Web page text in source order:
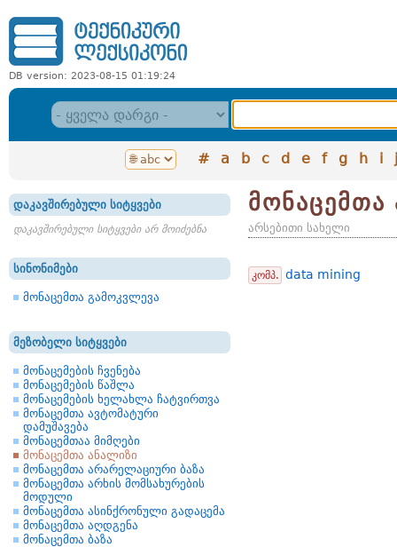
DB version: 2023-08-15 01:19:24
# a b c d e f g h i j
დაკავშირებული სიტყვები
დაკავშირებული სიტყვები არ მოიძებნა
სინონიმები
მონაცემთა გამოკვლევა
მეზობელი სიტყვები
მონაცემების ჩვენება
მონაცემების წაშლა
მონაცემების ხელახლა ჩატვირთვა
მონაცემთა ავტომატური
დამუშავება
მონაცემთაა მიმღები
მონაცემთა ანალიზი
მონაცემთა არარელაციური ბაზა
მონაცემთა არხის მომსახურების
მოდული
მონაცემთა ასინქრონული გადაცემა
მონაცემთა აღდგენა
მონაცემთა ბაზა
მონაცემთა
არსებითი სახელი
კომპ. data mining